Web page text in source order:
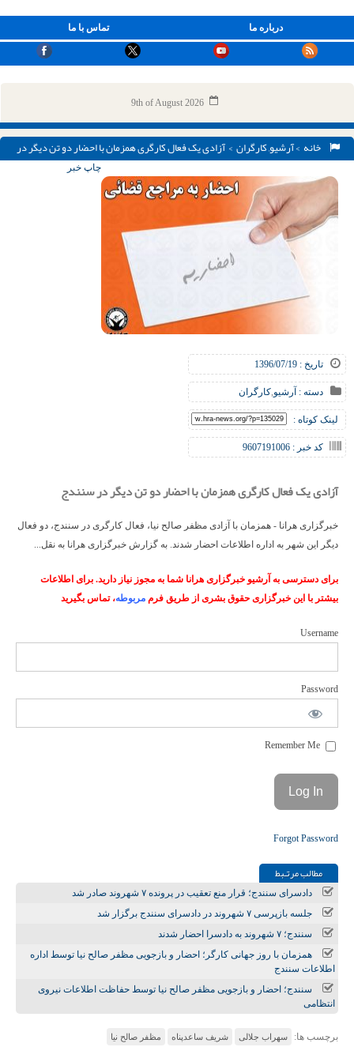
تماس با ما درباره ما
9th of August 2026
خانه >آرشیو,کارگران> آزادی یک فعال کارگری همزمان با احضار دو تن دیگر در
تاریخ : 1396/07/19
دسته : آرشیو,کارگران
لینک کوتاه :
کد خبر : 9607191006
چاپ خبر
آزادی یک فعال کارگری همزمان با احضار دو تن دیگر در سنندج
خبرگزاری هرانا - همزمان با آزادی مظفر صالح نیا، فعال کارگری در سنندج، دو فعال
دیگر این شهر به اداره اطلاعات احضار شدند. به گزارش خبرگزاری هرانا به نقل...
برای دسترسی به آرشیو خبرگزاری هرانا شما به مجوز نیاز دارید. برای اطلاعات
بیشتر با این خبرگزاری حقوق بشری از طریق فرم مربوطه، تماس بگیرید
Username
Password
Forgot Password
مطالب مرتـبط
دادسرای سنندج؛ قرار منع تعقیب در پرونده ۷ شهروند صادر شد
جلسه بازپرسی ۷ شهروند در دادسرای سنندج برگزار شد
سنندج؛ ۷ شهروند به دادسرا احضار شدند
همزمان با روز جهانی کارگر؛ احضار و بازجویی مظفر صالح‌ نیا توسط اداره
اطلاعات سنندج
سنندج؛ احضار و بازجویی مظفر صالح‌ نیا توسط حفاظت اطلاعات نیروی
انتظامی
برچسب ها: سهراب جلالی شریف ساعدپناه مظفر صالح نیا